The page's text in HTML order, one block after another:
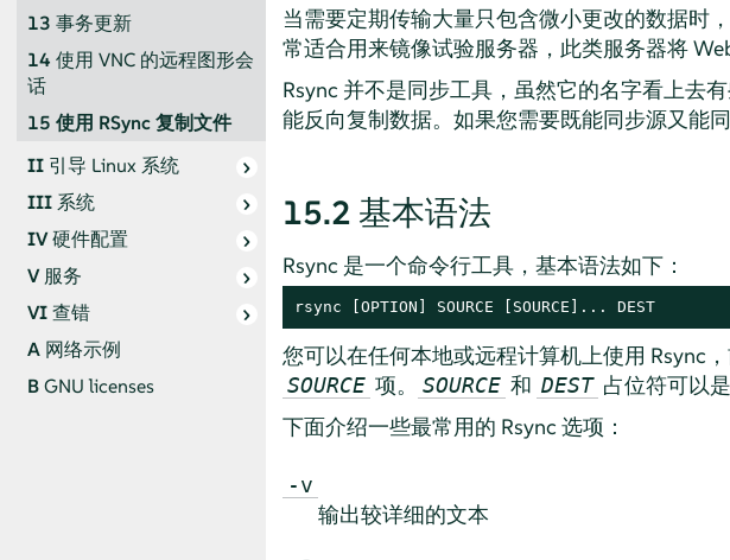
13 事务更新
14 使用 VNC 的远程图形会
话
15 使用 RSync 复制文件
II 引导 Linux 系统
III 系统
IV硬件配置
V服务
VI查错
A 网络示例
BGNU licenses
当需要定期传输大量只包含微小更改的数据时
常适合用来镜像试验服务器，此类服务器将
Rsync 并不是同步工具，虽然它的名字看上去
能反向复制数据。如果您需要既能同步源又能
15.2 基本语法
Rsync 是一个命令行工具，基本语法如下：
rsync [OPTION] SOURCE [SOURCE]... DEST
您可以在任何本地或远程计算机上使用 Rsync
SOURCE 项。 SOURCE 和 DEST 占位符可以
下面介绍一些最常用的 Rsync 选项：
-v
输出较详细的文本